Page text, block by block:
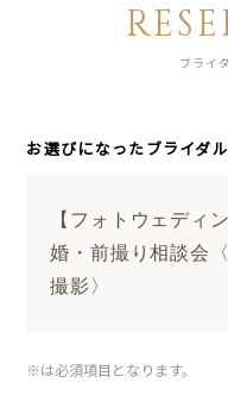
ブライ
お選びになったブライダ
【フォトウェディ
婚・前撮り相談会
撮影〉
※は必須項目となります。